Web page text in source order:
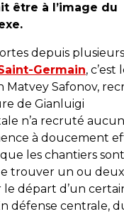
être à l’image du
depuis plusieurs
Germain, c’est
Matvey Safonov,
de Gianluigi
n’a recruté aucun
à doucement
les chantiers sont
trouver un ou deux
départ d’un
défense centrale,